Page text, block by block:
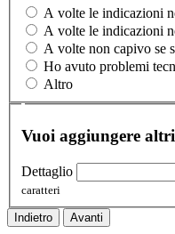
A volte le indicazioni
A volte le indicazioni
A volte non capivo se
Ho avuto problemi
Altro
Vuoi aggiungere
Dettaglio
caratteri
Indietro Avanti